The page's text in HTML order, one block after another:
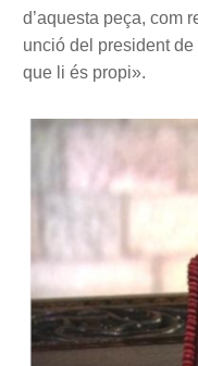
d’aquesta peça, com
unció del president
que li és propi».